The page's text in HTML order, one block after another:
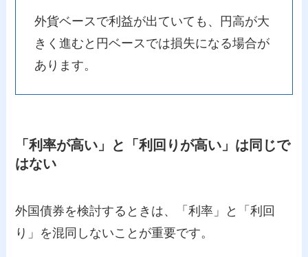
外貨ベースで利益が出ていても、円高が大
きく進むと円ベースでは損失になる場合が
あります。
「利率が高い」と「利回りが高い」は同じで
はない
外国債券を検討するときは、「利率」と「利回
り」を混同しないことが重要です。